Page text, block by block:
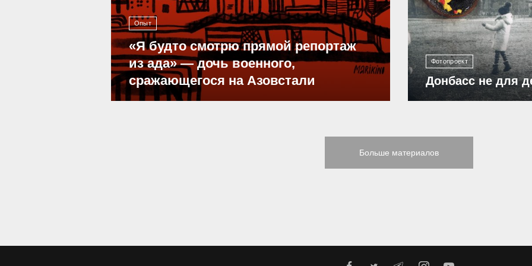
Опыт
«Я будто смотрю прямой репортаж
из ада» — дочь военного,
сражающегося на Азовстали
Фотопроект
Донбасс не для
Больше материалов